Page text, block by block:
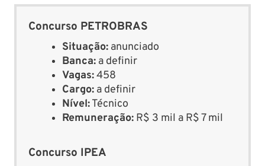
Concurso PETROBRAS
Situação: anunciado
Banca: a definir
Vagas:458
Cargo: a definir
Nível:Técnico
Remuneração: R$ 3 mil a R$ 7 mil
Concurso IPEA